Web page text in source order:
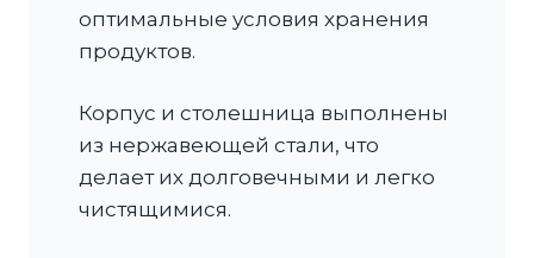
оптимальные условия хранения
продуктов.
Корпус и столешница выполнены
из нержавеющей стали, что
делает их долговечными и легко
чистящимися.